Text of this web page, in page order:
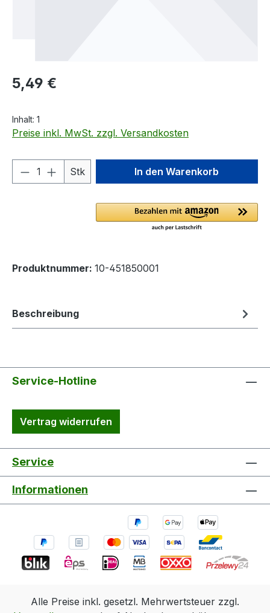
Regulärer Preis:
5,49 €
Inhalt: 1
Preise inkl. MwSt. zzgl. Versandkosten
Produkt Anzahl: Gib den
Stk In den Warenkorb
Produktnummer: 10-451850001
Beschreibung
Service-Hotline
Vertrag widerrufen
Service
Informationen
Alle Preise inkl. gesetzl. Mehrwertsteuer zzgl.